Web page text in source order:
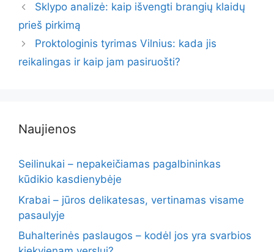
Sklypo analizė: kaip išvengti brangių klaidų
prieš pirkimą
Proktologinis tyrimas Vilnius: kada jis
reikalingas ir kaip jam pasiruošti?
Naujienos
Seilinukai – nepakeičiamas pagalbininkas
kūdikio kasdienybėje
Krabai – jūros delikatesas, vertinamas visame
pasaulyje
Buhalterinės paslaugos – kodėl jos yra svarbios